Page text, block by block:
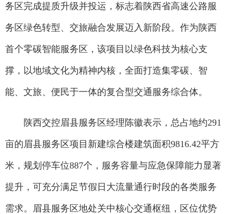
务区完成提质升级并投运，标志着陕西省高速公路服
务区绿色转型、交旅融合发展迈入新阶段。作为陕西
首个零碳智能服务区，该项目以绿色科技为核心支
撑，以地域文化为精神内核，全面打造集零碳、智
能、文旅、便民于一体的复合型交通服务综合体。
陕西交控眉县服务区经理陈徽表示，总占地约291
亩的眉县服务区项目新建综合楼建筑面积9816.42平方
米，规划停车位887个，服务容量与应急保障能力显著
提升，可充分满足节假日大流量通行时段的各类服务
需求。眉县服务区地处关中核心交通枢纽，区位优势